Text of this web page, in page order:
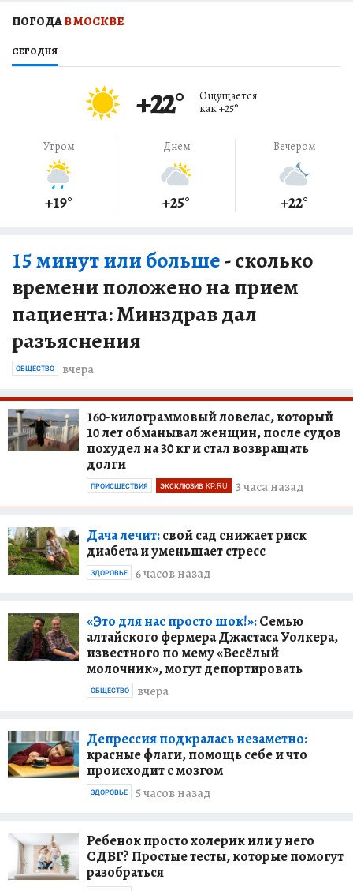
15 минут или больше- сколько
времени положено на прием
пациента: Минздрав дал
разъяснения
вчера
ОБЩЕСТВО
160-килограммовый ловелас, который
10 лет обманывал женщин, после судов
похудел на 30 кг и стал возвращать
долги
3 часа назад
ПРОИСШЕСТВИЯ ЭКСКЛЮЗИВ KP.RU
Дача лечит:свой сад снижает риск
диабета и уменьшает стресс
6 часов назад
ЗДОРОВЬЕ
«Это для нас просто шок!»:Семью
алтайского фермера Джастаса Уолкера,
известного по мему «Весёлый
молочник», могут депортировать
вчера
ОБЩЕСТВО
Депрессия подкралась незаметно:
красные флаги, помощь себе и что
происходит с мозгом
5 часов назад
ЗДОРОВЬЕ
Ребенок просто холерик или у него
СДВГ? Простые тесты, которые помогут
разобраться
ПОГОДАВ МОСКВЕ
СЕГОДНЯ
+22°
Ощущается
как+25°
Утром
+19°
Днем
+25°
Вечером
+22°